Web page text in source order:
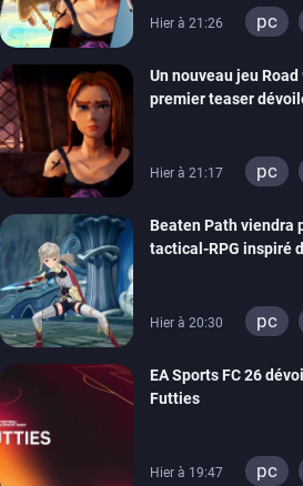
Hier à 21:26 pc
xbox
Un nouveau jeu
premier teaser
Hier à 21:17 pc
xbox
Beaten Path viendra
tactical-RPG inspiré
Hier à 20:30 pc
EA Sports FC 26
Futties
Hier à 19:47 pc